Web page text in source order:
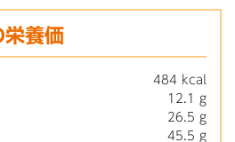
養価
484 kcal
12.1 g
26.5 g
45.5 g